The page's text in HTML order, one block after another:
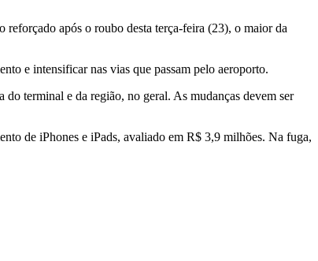
após o roubo desta terça-feira (23), o maior da
e intensificar nas vias que passam pelo aeroporto.
terminal e da região, no geral. As mudanças devem ser
de iPhones e iPads, avaliado em R$ 3,9 milhões. Na fuga,